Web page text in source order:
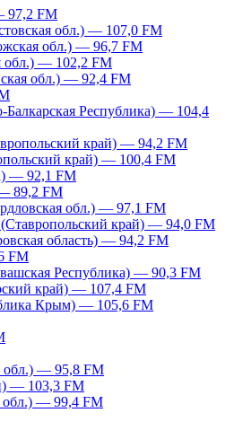
97,2 FM
обл.) — 107,0 FM
обл.) — 96,7 FM
обл.) — 102,2 FM
обл.) — 92,4 FM
Балкарская Республика) — 104,4
край) — 94,2 FM
край) — 100,4 FM
— 92,1 FM
89,2 FM
обл.) — 97,1 FM
край) — 94,0 FM
область) — 94,2 FM
FM
Республика) — 90,3 FM
край) — 107,4 FM
Крым) — 105,6 FM
обл.) — 95,8 FM
— 103,3 FM
обл.) — 99,4 FM